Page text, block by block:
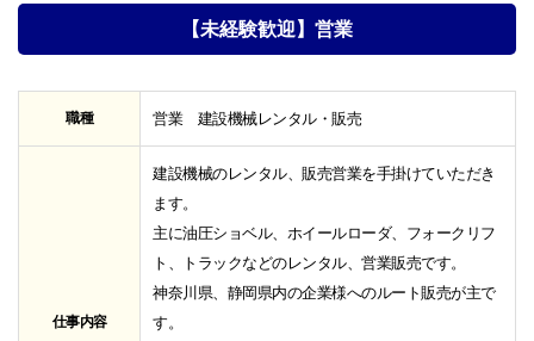
【未経験歓迎】営業
職種 営業 建設機械レンタル・販売
仕事内容
建設機械のレンタル、販売営業を手掛けていただき
ます。
主に油圧ショベル、ホイールローダ、フォークリフ
ト、トラックなどのレンタル、営業販売です。
神奈川県、静岡県内の企業様へのルート販売が主で
す。